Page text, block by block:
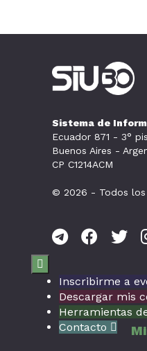
Sistema de
Ecuador 871 - 3°
Buenos Aires -
CP C1214ACM
© 2026 - Todos los

Inscribirme a
Descargar mis
Herramientas
Contacto 